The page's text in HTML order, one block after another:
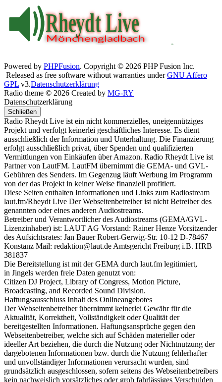
Powered by PHPFusion. Copyright © 2026 PHP Fusion Inc.
Released as free software without warranties underGNU Affero
GPL v3.Datenschutzerklärung
Radio theme © 2026 Created by MG-RY
Datenschutzerklärung
Schließen
Radio Rheydt Live ist ein nicht kommerzielles, uneigennütziges
Projekt und verfolgt keinerlei geschäftliches Interesse. Es dient
ausschließlich der Information und Unterhaltung. Die Finanzierung
erfolgt ausschließlich privat, über Spenden und qualifizierten
Vermittlungen von Einkäufen über Amazon. Radio Rheydt Live ist
Partner von LautFM. LautFM übernimmt die GEMA- und GVL-
Gebühren des Senders. Im Gegenzug läuft Werbung im Programm
von der das Projekt in keiner Weise finanziell profitiert.
Diese Seiten enthalten Informationen und Links zum Radiostream
laut.fm/Rheydt Live Der Webseitenbetreiber ist nicht Betreiber des
genannten oder eines anderen Audiostreams.
Betreiber und Verantwortlicher des Audiostreams (GEMA/GVL-
Lizenzinhaber) ist: LAUT AG Vorstand: Rainer Henze Vorsitzender
des Aufsichtsrates: Jan Bauer Robert-Gerwig-Str. 10-12 D-78467
Konstanz Mail: redaktion@laut.de Amtsgericht Freiburg i.B. HRB
381837
Die Bereitstellung ist mit der GEMA durch laut.fm legitimiert,
in Jingels werden freie Daten genutzt von:
Citizen DJ Project, Library of Congress, Motion Picture,
Broadcasting, and Recorded Sound Division.
Haftungsausschluss Inhalt des Onlineangebotes
Der Webseitenbetreiber übernimmt keinerlei Gewähr für die
Aktualität, Korrektheit, Vollständigkeit oder Qualität der
bereitgestellten Informationen. Haftungsansprüche gegen den
Webseitenbetreiber, welche sich auf Schäden materieller oder
ideeller Art beziehen, die durch die Nutzung oder Nichtnutzung der
dargebotenen Informationen bzw. durch die Nutzung fehlerhafter
und unvollständiger Informationen verursacht wurden, sind
grundsätzlich ausgeschlossen, sofern seitens des Webseitenbetreibers
kein nachweislich vorsätzliches oder grob fahrlässiges Verschulden